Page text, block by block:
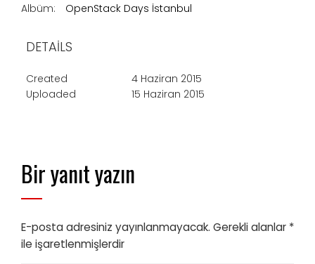
Albüm: OpenStack Days İstanbul
DETAILS
Created
4 Haziran 2015
Uploaded
15 Haziran 2015
Bir yanıt yazın
E-posta adresiniz yayınlanmayacak. Gerekli alanlar *
ile işaretlenmişlerdir